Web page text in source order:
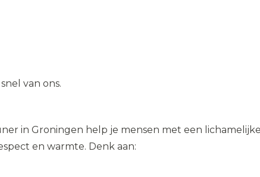
van ons.
in Groningen help je mensen met een
en warmte. Denk aan: